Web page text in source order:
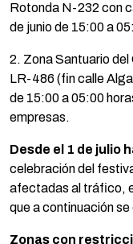
Rotonda N-232 con
de junio de 15:00 a
2. Zona Santuario del
LR-486 (fin calle
de 15:00 a 05:00
empresas.
Desde el 1 de julio
celebración del
afectadas al tráfico,
que a continuación
Zonas con